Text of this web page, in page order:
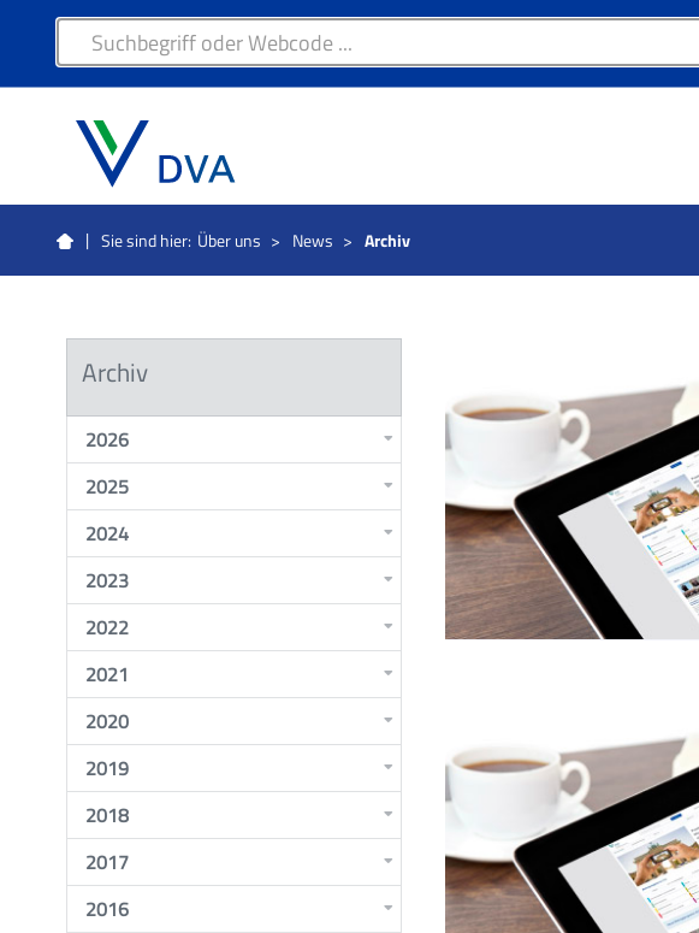
Sie sind hier: Über uns > News > Archiv
Archiv
2026
2025
2024
2023
2022
2021
2020
2019
2018
2017
2016